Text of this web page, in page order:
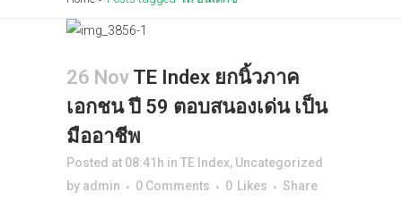
26 Nov TE Index ยกนิ้วภาค
เอกชน ปี 59 ตอบสนองเด่น เป็น
มืออาชีพ
Posted at 08:41h in TE Index, Uncategorized
by admin 0 Comments 0 Likes Share